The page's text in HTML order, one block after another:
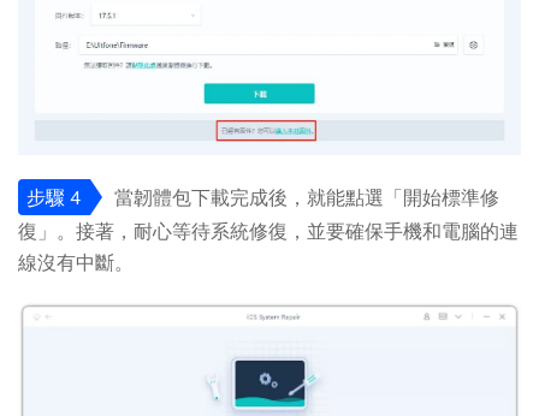
步驟 4
當韌體包下載完成後，就能點選「開始標準修
復」。接著，耐心等待系統修復，並要確保手機和電腦的連
線沒有中斷。